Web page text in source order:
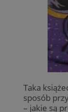
Taka
sposób
– jakie są